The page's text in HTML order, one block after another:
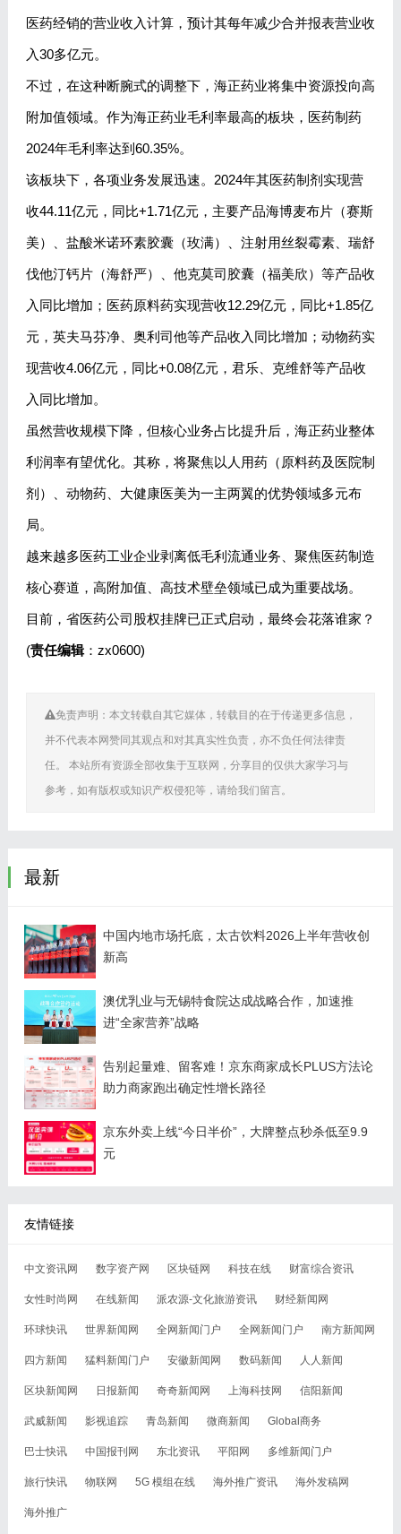
医药经销的营业收入计算，预计其每年减少合并报表营业收
入30多亿元。
不过，在这种断腕式的调整下，海正药业将集中资源投向高
附加值领域。作为海正药业毛利率最高的板块，医药制药
2024年毛利率达到60.35%。
该板块下，各项业务发展迅速。2024年其医药制剂实现营
收44.11亿元，同比+1.71亿元，主要产品海博麦布片（赛斯
美）、盐酸米诺环素胶囊（玫满）、注射用丝裂霉素、瑞舒
伐他汀钙片（海舒严）、他克莫司胶囊（福美欣）等产品收
入同比增加；医药原料药实现营收12.29亿元，同比+1.85亿
元，英夫马芬净、奥利司他等产品收入同比增加；动物药实
现营收4.06亿元，同比+0.08亿元，君乐、克维舒等产品收
入同比增加。
虽然营收规模下降，但核心业务占比提升后，海正药业整体
利润率有望优化。其称，将聚焦以人用药（原料药及医院制
剂）、动物药、大健康医美为一主两翼的优势领域多元布
局。
越来越多医药工业企业剥离低毛利流通业务、聚焦医药制造
核心赛道，高附加值、高技术壁垒领域已成为重要战场。
目前，省医药公司股权挂牌已正式启动，最终会花落谁家？
(责任编辑：zx0600)
免责声明：本文转载自其它媒体，转载目的在于传递更多信息，
并不代表本网赞同其观点和对其真实性负责，亦不负任何法律责
任。 本站所有资源全部收集于互联网，分享目的仅供大家学习与
参考，如有版权或知识产权侵犯等，请给我们留言。
最新
中国内地市场托底，太古饮料2026上半年营收创
新高
澳优乳业与无锡特食院达成战略合作，加速推
进“全家营养”战略
告别起量难、留客难！京东商家成长PLUS方法论
助力商家跑出确定性增长路径
京东外卖上线“今日半价”，大牌整点秒杀低至9.9
元
友情链接
中文资讯网 数字资产网 区块链网 科技在线 财富综合资讯
女性时尚网 在线新闻 派农源-文化旅游资讯 财经新闻网
环球快讯 世界新闻网 全网新闻门户 全网新闻门户 南方新闻网
四方新闻 猛料新闻门户 安徽新闻网 数码新闻 人人新闻
区块新闻网 日报新闻 奇奇新闻网 上海科技网 信阳新闻
武威新闻 影视追踪 青岛新闻 微商新闻 Global商务
巴士快讯 中国报刊网 东北资讯 平阳网 多维新闻门户
旅行快讯 物联网 5G 模组在线 海外推广资讯 海外发稿网
海外推广